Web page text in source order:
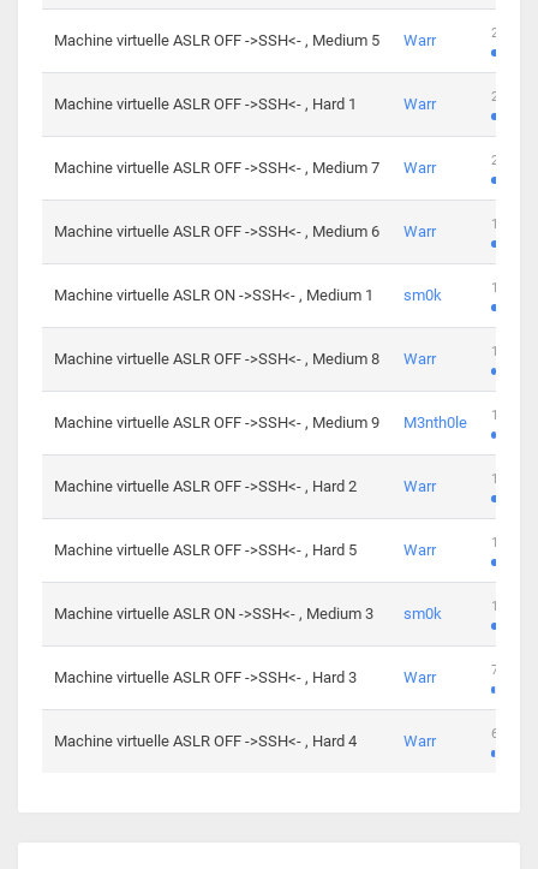
Machine virtuelle ASLR OFF ->SSH<- , Medium 5 Warr 265
Machine virtuelle ASLR OFF ->SSH<- , Hard 1 Warr 224
Machine virtuelle ASLR OFF ->SSH<- , Medium 7 Warr 230
Machine virtuelle ASLR OFF ->SSH<- , Medium 6 Warr 168
Machine virtuelle ASLR ON ->SSH<- , Medium 1 sm0k 139
Machine virtuelle ASLR OFF ->SSH<- , Medium 8 Warr 112
Machine virtuelle ASLR OFF ->SSH<- , Medium 9 M3nth0le 100
Machine virtuelle ASLR OFF ->SSH<- , Hard 2 Warr 176
Machine virtuelle ASLR OFF ->SSH<- , Hard 5 Warr 115
Machine virtuelle ASLR ON ->SSH<- , Medium 3 sm0k 115
Machine virtuelle ASLR OFF ->SSH<- , Hard 3 Warr 76
Machine virtuelle ASLR OFF ->SSH<- , Hard 4 Warr 63